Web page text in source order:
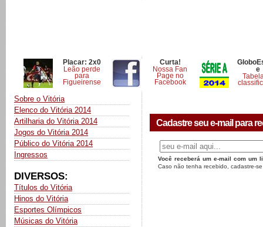
Placar: 2x0
Leão perde
para
Figueirense
Curta!
Nossa Fan
Page no
Facebook
e
Sobre o Vitória
Elenco do Vitória 2014
Artilharia do Vitória 2014
Jogos do Vitória 2014
Público do Vitória 2014
Ingressos
DIVERSOS:
Títulos do Vitória
Hinos do Vitória
Esportes Olímpicos
Músicas do Vitória
Cadastre seu e-mail para
Você receberá um e-mail com um
Caso não tenha recebido, cadastre-